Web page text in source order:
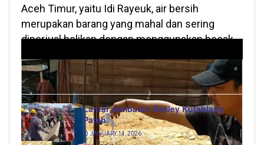
Aceh Timur, yaitu Idi Rayeuk, air bersih
merupakan barang yang mahal dan sering
diperjual belikan dengan menggunakan becak
Baca Juga
Lantai Jembatan Baeley Kutablang
Patah
JANUARY 14, 2026